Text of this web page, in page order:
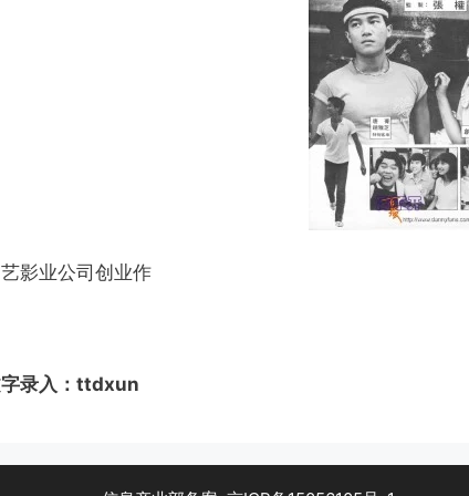
影业公司创业作
录入：ttdxun